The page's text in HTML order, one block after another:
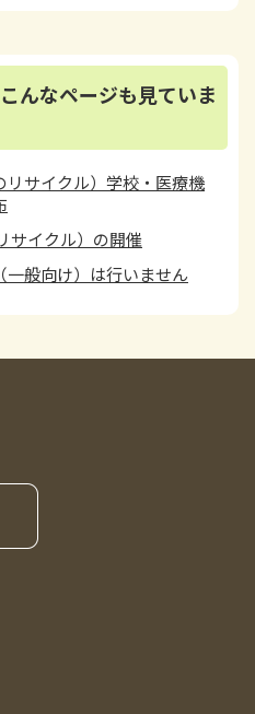
んなページも見ていま
リサイクル）学校・医療機
サイクル）の開催
般向け）は行いません